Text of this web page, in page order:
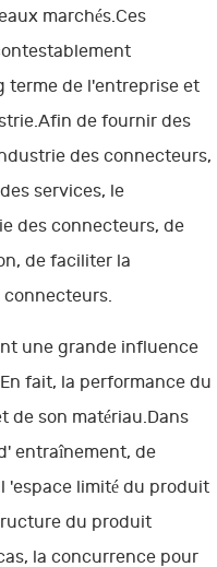
marchés.Ces
terme de l'entreprise et
de fournir des
des connecteurs,
services, le
des connecteurs, de
de faciliter la
une grande influence
fait, la performance du
de son matériau.Dans
entraînement, de
'espace limité du produit
du produit
la concurrence pour